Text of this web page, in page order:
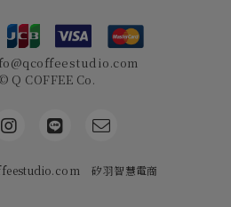
Q COFFEE Co.
矽羽智慧電商